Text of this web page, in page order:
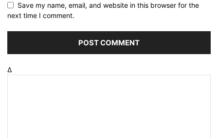
Save my name, email, and website in this browser for the
next time I comment.
Δ